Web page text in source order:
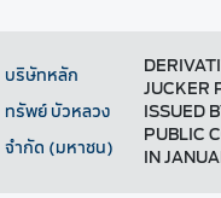
บริษัทหลัก
ทรัพย์ บัวหลวง
จำกัด (มหาชน)
JUCKER
ISSUED
PUBLIC
IN